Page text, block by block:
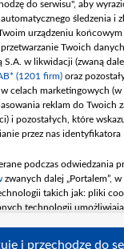
100 mln,
265 mln)
48 862 000,00 PLN
umowy: GRUDZIEŃ
60,548 mln)
900 000 000,00 PLN
umowy: LUTY 2026
mln, 7 maja 180 mln, 8
mln)
250 000 000,00 PLN
250 mln
do serwisu", aby
śledzenia i
urządzeniu końcowym
Twoich
S.A. w likwidacji (zwaną dalej
(1201 firm) oraz
, w celach marketingowych
reklam do Twoich
i pozostałych, które
przez nas identyfikatora
podczas odwiedzania
zwanych dalej „Portalem”,
takich jak: pliki
technologii
i przechodzę do